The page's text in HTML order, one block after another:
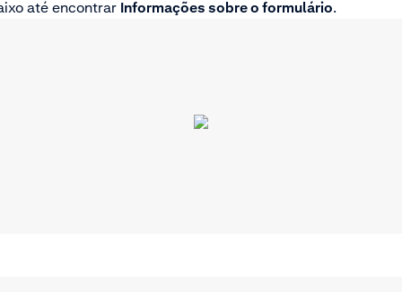
até encontrar Informações sobre o formulário.